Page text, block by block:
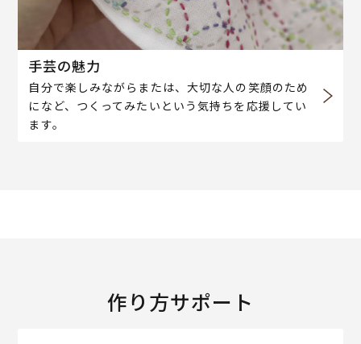
手芸の魅力
自分で楽しみながらまたは、大切な人の笑顔のため
になど、つくってみたいという気持ちを応援してい
ます。
作り方サポート